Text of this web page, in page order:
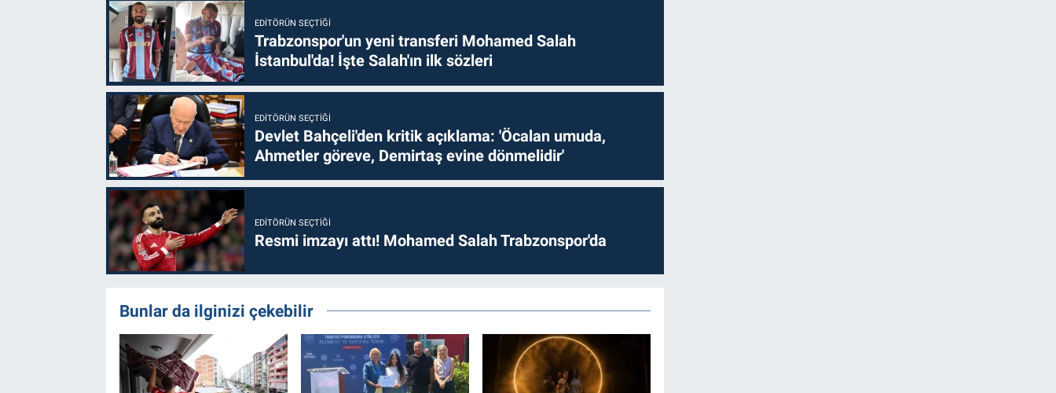
EDITÖRÜN SEÇTIĞI
Trabzonspor'un yeni transferi Mohamed Salah
İstanbul'da! İşte Salah'ın ilk sözleri
EDITÖRÜN SEÇTIĞI
Devlet Bahçeli'den kritik açıklama: 'Öcalan umuda,
Ahmetler göreve, Demirtaş evine dönmelidir'
EDITÖRÜN SEÇTIĞI
Resmi imzayı attı! Mohamed Salah Trabzonspor'da
Bunlar da ilginizi çekebilir